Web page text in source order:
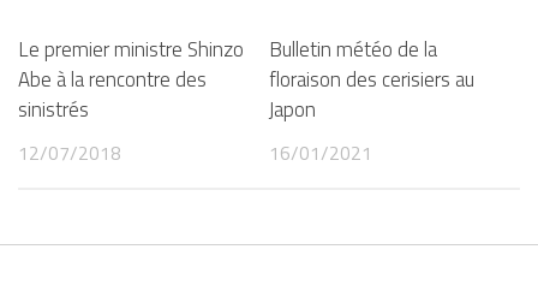
Le premier ministre Shinzo
Abe à la rencontre des
sinistrés
12/07/2018
Bulletin météo de la
floraison des cerisiers au
Japon
16/01/2021